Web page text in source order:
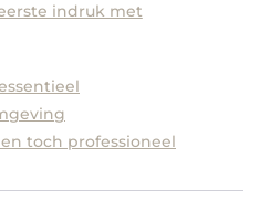
indruk met
toch professioneel